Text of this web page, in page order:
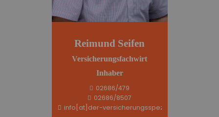
Reimund Seifen
Versicherungsfachwirt
Inhaber
02686/479
02686/8507
info[at]der-versicherungsspezi.de